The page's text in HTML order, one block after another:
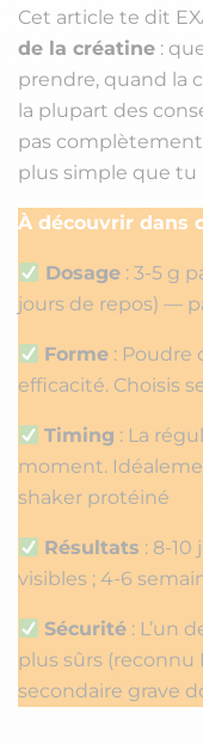
Cet article te dit
de la créatine :
prendre, quand la
la plupart des
pas complètement
plus simple que tu
À découvrir dans
Dosage : 3-5 g
jours de repos) —
Forme : Poudre
efficacité. Choisis
Timing : La
moment.
shaker protéiné
Résultats : 8-
visibles ; 4-6
Sécurité : L’un
plus sûrs (reconnu
secondaire grave